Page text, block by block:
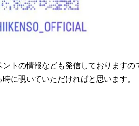
ントの情報なども発信しておりますの
時に覗いていただければと思います。